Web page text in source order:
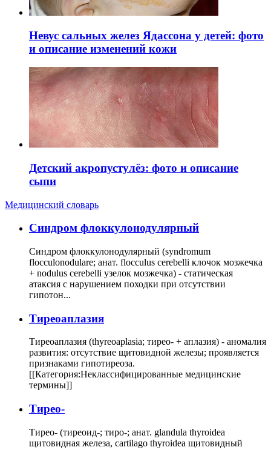
Невус сальных желез Ядассона у детей: фото
и описание изменений кожи
Детский акропустулёз: фото и описание
сыпи
Медицинский словарь
Cиндром флоккулонодулярный
Синдром флоккулонодулярный (syndromum
flocculonodulare; анат. flocculus cerebelli клочок мозжечка
+ nodulus cerebelli узелок мозжечка) - статическая
атаксия с нарушением походки при отсутствии
гипотон...
Тиреоаплазия
Тиреоаплазия (thyreoaplasia; тирео- + аплазия) - аномалия
развития: отсутствие щитовидной железы; проявляется
признаками гипотиреоза.
[[Категория:Неклассифицированные медицинские
термины]]
Тирео-
Тирео- (тиреоид-; тиро-; анат. glandula thyroidea
щитовидная железа, cartilago thyroidea щитовидный